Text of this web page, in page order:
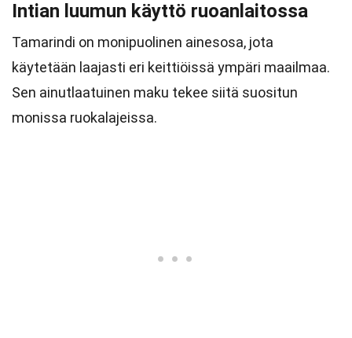
Intian luumun käyttö ruoanlaitossa
Tamarindi on monipuolinen ainesosa, jota
käytetään laajasti eri keittiöissä ympäri maailmaa.
Sen ainutlaatuinen maku tekee siitä suositun
monissa ruokalajeissa.